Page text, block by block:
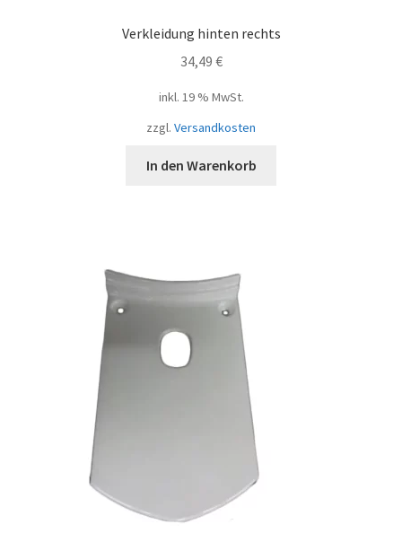
Verkleidung hinten rechts
34,49 €
inkl. 19 % MwSt.
zzgl. Versandkosten
In den Warenkorb